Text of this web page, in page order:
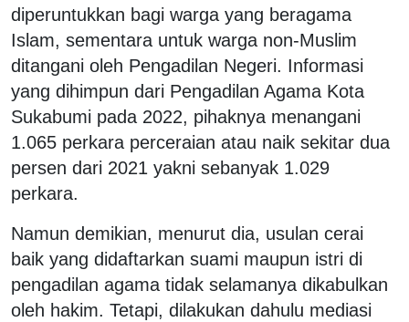
diperuntukkan bagi warga yang beragama
Islam, sementara untuk warga non-Muslim
ditangani oleh Pengadilan Negeri. Informasi
yang dihimpun dari Pengadilan Agama Kota
Sukabumi pada 2022, pihaknya menangani
1.065 perkara perceraian atau naik sekitar dua
persen dari 2021 yakni sebanyak 1.029
perkara.
Namun demikian, menurut dia, usulan cerai
baik yang didaftarkan suami maupun istri di
pengadilan agama tidak selamanya dikabulkan
oleh hakim. Tetapi, dilakukan dahulu mediasi